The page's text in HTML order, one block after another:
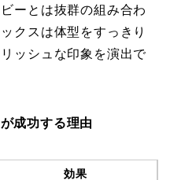
ーとは抜群の組み合わ
クスは体型をすっきり
ッシュな印象を演出で
成功する理由
効果